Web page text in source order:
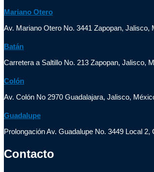
Mariano Otero
Av. Mariano Otero No. 3441 Zapopan, Jalisco,
Batán
Carretera a Saltillo No. 213 Zapopan, Jalisco,
Colón
Av. Colón No 2970 Guadalajara, Jalisco,
Guadalupe
Prolongación Av. Guadalupe No. 3449 Local
Contacto